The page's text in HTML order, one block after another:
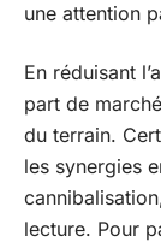
une attention
En réduisant
part de
du terrain.
les synergies
lecture. Pour